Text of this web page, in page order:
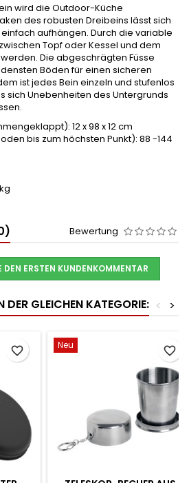
wird die Outdoor-Küche
des robusten Dreibeins lässt sich
aufhängen. Durch die variable
Topf oder Kessel und dem
Die abgeschrägten Füsse
Böden für einen sicheren
ist jedes Bein einzeln und stufenlos
sich Unebenheiten des Untergrunds
12 x 98 x 12 cm
bis zum höchsten Punkt): 88 -144
Bewertung
DEN ERSTEN KUNDENKOMMENTAR
DER GLEICHEN KATEGORIE: >
<
favorite_border Neu favorite_border